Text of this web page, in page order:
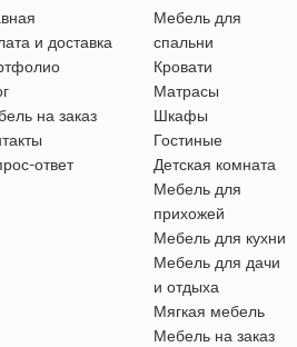
и доставка
на заказ
ответ
Мебель для
спальни
Кровати
Матрасы
Шкафы
Гостиные
Детская комната
Мебель для
прихожей
Мебель для кухни
Мебель для дачи
и отдыха
Мягкая мебель
Мебель на заказ